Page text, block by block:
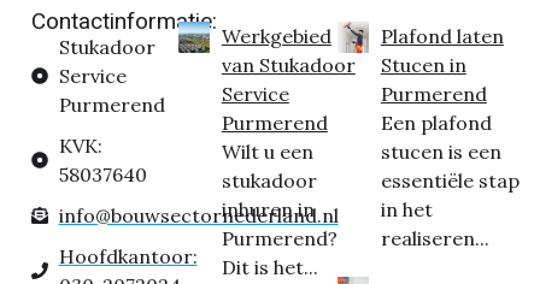
Contactinformatie:
Stukadoor
Service
Purmerend
KVK:
58037640
info@bouwsectornederland.nl
Hoofdkantoor:
Werkgebied
van Stukadoor
Service
Purmerend
Wilt u een
stukadoor
inhuren in
Purmerend?
Dit is het...
Plafond laten
Stucen in
Purmerend
Een plafond
stucen is een
essentiële stap
in het
realiseren...